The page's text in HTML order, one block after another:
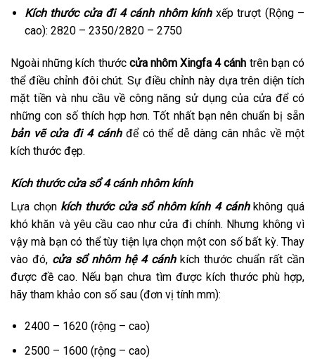
Kích thước cửa đi 4 cánh nhôm kính xếp trượt (Rộng –
cao): 2820 – 2350/2820 – 2750
Ngoài những kích thước cửa nhôm Xingfa 4 cánh trên bạn có
thể điều chỉnh đôi chút. Sự điều chỉnh này dựa trên diện tích
mặt tiền và nhu cầu về công năng sử dụng của cửa để có
những con số thích hợp hơn. Tốt nhất bạn nên chuẩn bị sẵn
bản vẽ cửa đi 4 cánhđể có thể dễ dàng cân nhắc về một
kích thước đẹp.
Kích thước cửa sổ 4 cánh nhôm kính
Lựa chọn kích thước cửa sổ nhôm kính 4 cánhkhông quá
khó khăn và yêu cầu cao như cửa đi chính. Nhưng không vì
vậy mà bạn có thể tùy tiện lựa chọn một con số bất kỳ. Thay
vào đó, cửa sổ nhôm hệ 4 cánhkích thước chuẩn rất cần
được đề cao. Nếu bạn chưa tìm được kích thước phù hợp,
hãy tham khảo con số sau (đơn vị tính mm):
2400 – 1620 (rộng – cao)
2500 – 1600 (rộng – cao)